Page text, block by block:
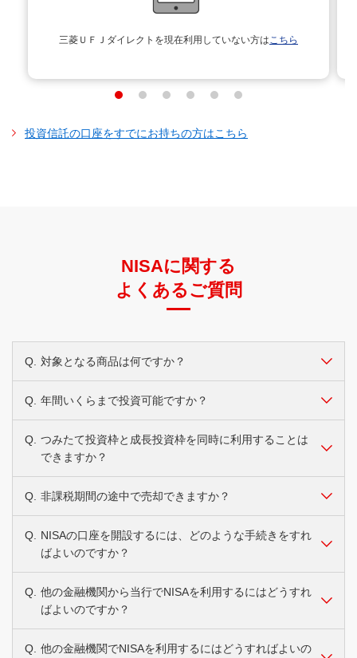
三菱ＵＦＪダイレクトを現在利用していない方はこちら
投資信託の口座をすでにお持ちの方はこちら
NISAに関する
よくあるご質問
Q. 対象となる商品は何ですか？
A. つみたて投資枠では、一定の要件を満たした株式投資信託
やETFに投資することができます。
成長投資枠では、一定の要件を満たした株式投資信託や上
場株式のほか、ETF、REIT等に投資することができます。
りません。
なお、当行では株式投資信託のみ取り扱いしております。
Q. 年間いくらまで投資可能ですか？
A. 〔つみたて投資枠〕年間120万円までです。
〔成長投資枠〕年間240万円までです。
Q. つみたて投資枠と成長投資枠を同時に利用することは
できますか？
A. はい、できます。
年間の投資限度額は、つみたて投資枠で120万円、成長投
資枠で240万円のあわせて360万円の投資が可能です。
Q. 非課税期間の途中で売却できますか？
A. いつでも売却できます。ただし、売却した場合、売却部分
の非課税投資枠を同一年内に再利用することはできませ
ん。
たとえば成長投資枠の場合、上限240万円に対して株式投
資信託を200万円だけ購入し、同一年内に売却した場合で
200万円）のままとなります。240万円に戻ることはあり
Q.
NISAの口座を開設するには、どのような手続きをすれ
ばよいのですか？
A. NISAの口座を開設する金融機関に所定の申請書類を提出
し、その後、金融機関が税務署に対して口座開設の確認を
するなどの手続きが必要となります。その際マイナンバー
の提出が必要です。
Q. 他の金融機関から当行でNISAを利用するにはどうすれ
ばよいのですか？
A. 店頭窓口または三菱ＵＦＪダイレクトでお手続き可能で
Q. 他の金融機関でNISAを利用するにはどうすればよいの